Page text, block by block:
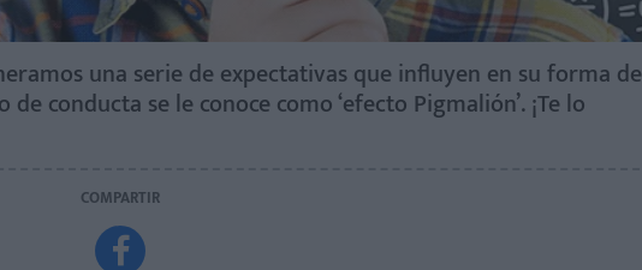
una serie de expectativas que influyen en su forma de
conducta se le conoce como ‘efecto Pigmalión’. ¡Te lo
COMPARTIR
